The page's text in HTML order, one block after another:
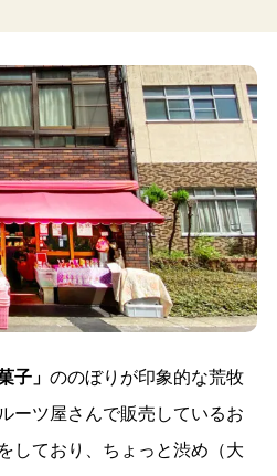
子」 ののぼりが印象的な荒牧
ーツ屋さんで販売しているお
しており、ちょっと渋め（大